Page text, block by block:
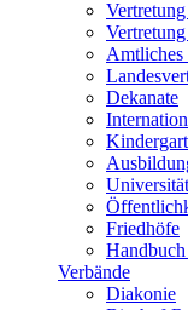
Dekanate
Friedhöfe
Verbände
Diakonie